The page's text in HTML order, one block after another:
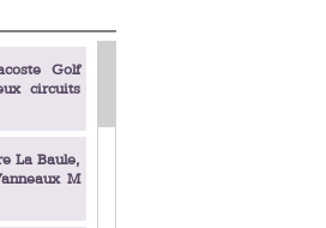
Golf
circuits
La Baule,
M